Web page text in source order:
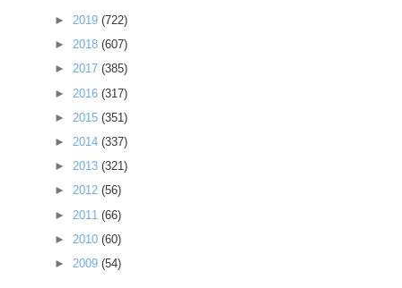
► 2019 (722)
► 2018 (607)
► 2017 (385)
► 2016 (317)
► 2015 (351)
► 2014 (337)
► 2013 (321)
► 2012 (56)
► 2011 (66)
► 2010 (60)
► 2009 (54)